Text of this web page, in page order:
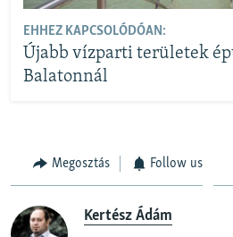
EHHEZ KAPCSOLÓDÓAN:
Újabb vízparti területek
Balatonnál
Megosztás Follow us
Kertész Ádám